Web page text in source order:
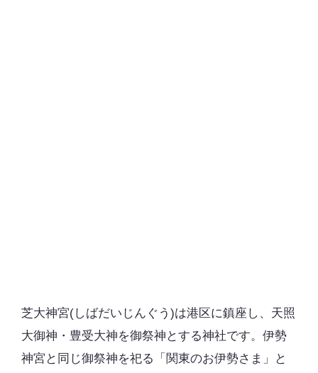
芝大神宮(しばだいじんぐう)は港区に鎮座し、天照
大御神・豊受大神を御祭神とする神社です。伊勢
神宮と同じ御祭神を祀る「関東のお伊勢さま」と